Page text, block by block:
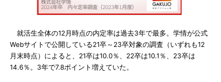
就活生全体の12月時点の内定率は過去3年で最多。学情が公式
Webサイトで公開している21卒～23卒対象の調査（いずれも12
月末時点）によると、21卒は10.0％、22卒は10.1％、23卒は
14.6％。3年で7.8ポイント増えていた。